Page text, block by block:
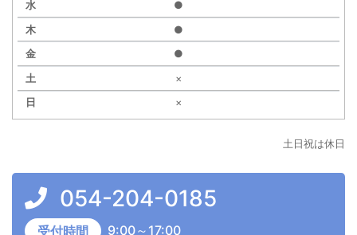
月
火
水
木
金
●
●
●
×
×
土日祝は休日
054-204-0185
受付時間 9:00～17:00